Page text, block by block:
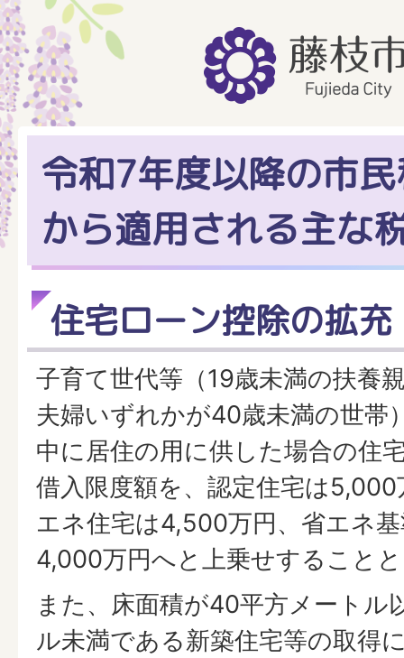
令和7年度以降の市
から適用される主な
住宅ローン控除の拡充
子育て世代等（19歳未満の扶養
夫婦いずれかが40歳未満の世帯
中に居住の用に供した場合の住
借入限度額を、認定住宅は5,000
エネ住宅は4,500万円、省エネ
4,000万円へと上乗せすること
また、床面積が40平方メートル
ル未満である新築住宅等の取得